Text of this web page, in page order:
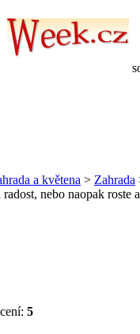
a květena > Zahrada
radost, nebo naopak
5